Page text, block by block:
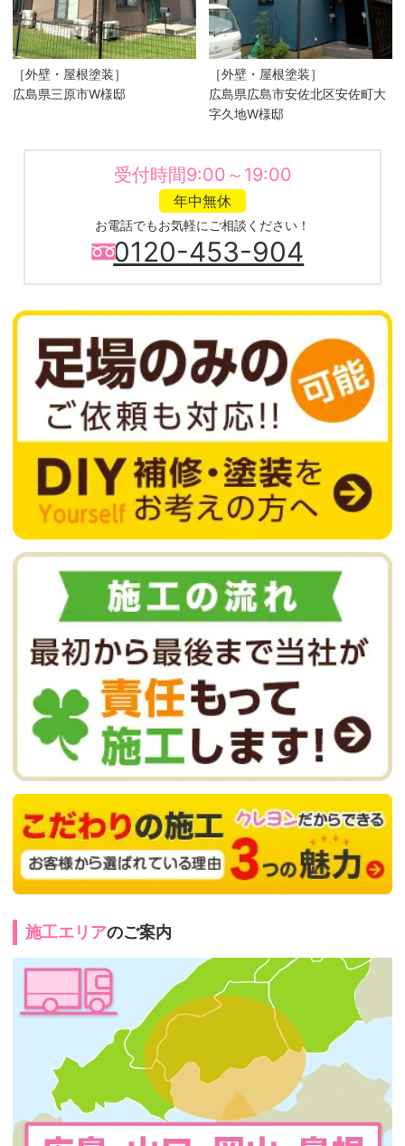
［外壁・屋根塗装］
広島県三原市W様邸
［外壁・屋根塗装］
広島県​広島市安佐北区安佐町大
字久地W様邸
受付時間9:00～19:00
年中無休
お電話でもお気軽にご相談ください！
0120-453-904
施工エリアのご案内